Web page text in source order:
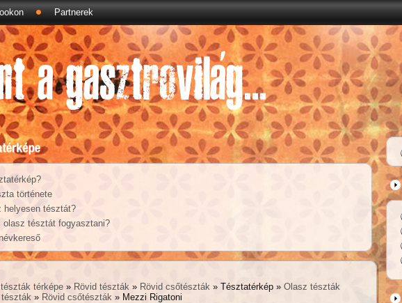
Partnerek
története
helyesen tésztát?
olasz tésztát fogyasztani?
térképe » Rövid tészták » Rövid csőtészták » Tésztatérkép »Olasz tészták
tészták » Rövid csőtészták » Mezzi Rigatoni